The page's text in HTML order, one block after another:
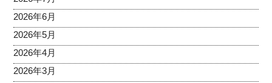
2026年6月
2026年5月
2026年4月
2026年3月